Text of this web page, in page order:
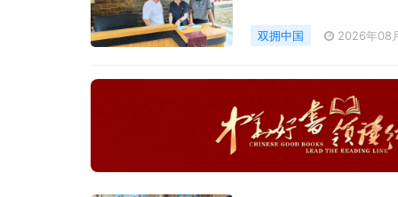
双拥中国 2026年08